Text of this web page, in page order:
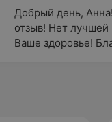
Добрый день,
отзыв! Нет
Ваше здоровье!